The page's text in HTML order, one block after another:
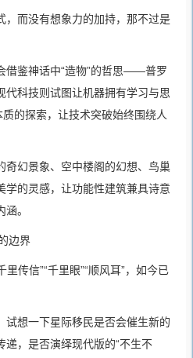
，而没有想象力的加持，那不过是
借鉴神话中“造物”的哲思——普罗
代科技则试图让机器拥有学习与思
的探索，让技术突破始终围绕人
奇幻景象、空中楼阁的幻想、鸟巢
学的灵感，让功能性建筑兼具诗意
。
边界
里传信”“千里眼”“顺风耳”，如今已
试想一下星际移民是否会催生新的
递，是否演绎现代版的“不生不